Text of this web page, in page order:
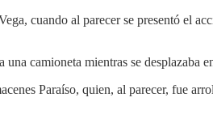
cuando al parecer se presentó el
camioneta mientras se desplazaba
Paraíso, quien, al parecer, fue